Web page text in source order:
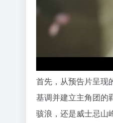
首先，从预告片呈现
基调并建立主角团的
骇浪，还是威士忌山